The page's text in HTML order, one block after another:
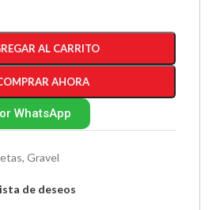
AL CARRITO
AHORA
WhatsApp
, Gravel
de deseos